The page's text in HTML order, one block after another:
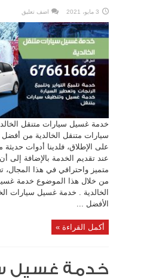
3 مايو، 2021 اضف تعليق
خدمة غسيل سيارات متنقل
سيارات متنقل الخالدية من أفضل
على الإطلاق، فلدينا أدوات حديثة
عند تقديم الخدمة بالإضافة إلى
متميز واحترافي في هذا المجال،
من خلال هذا الموضوع خدمة
الخالدية . خدمة غسيل سيارات
الأفضل ...
أكمل القراءة »
خدمة غسيل